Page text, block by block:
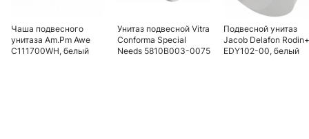
Чаша подвесного
унитаза Am.Pm Awe
C111700WH, белый
Унитаз подвесной Vitra
Conforma Special
Needs 5810B003-0075
Подвесной унитаз
Jacob Delafon Rodin+
EDY102-00, белый